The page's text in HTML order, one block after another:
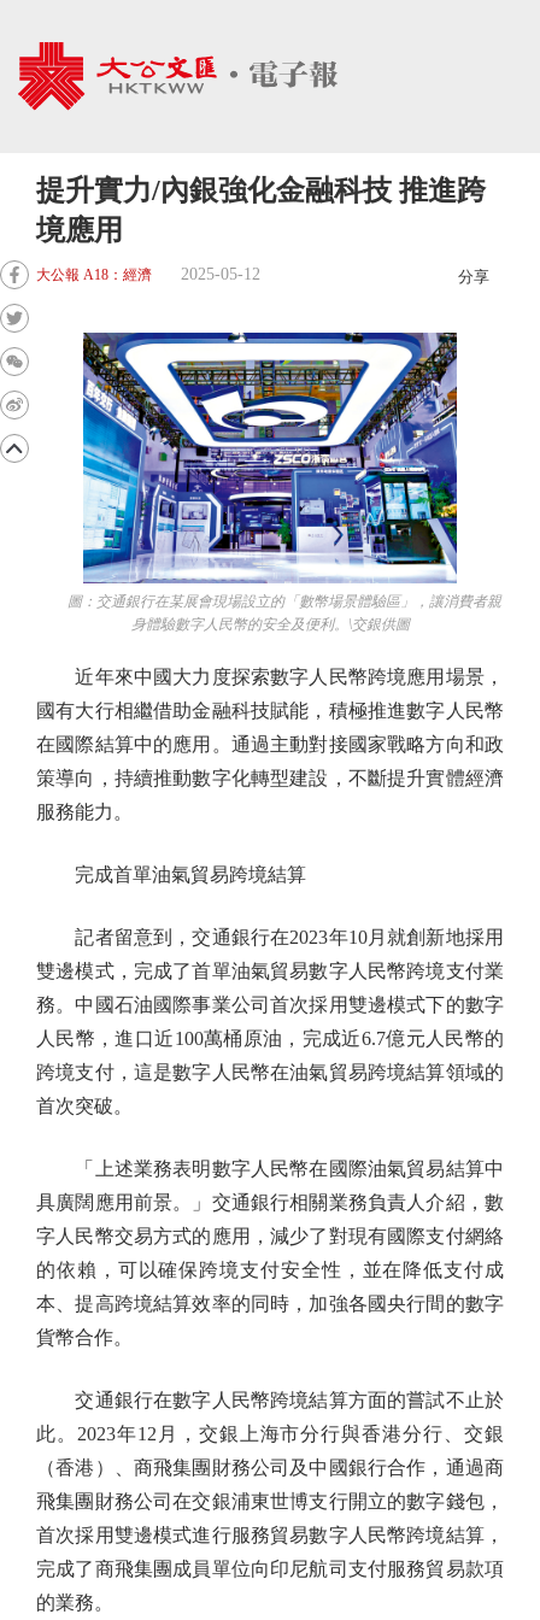
提升實力/內銀強化金融科技 推進跨
境應用
大公報 A18：經濟 2025-05-12 分享
圖：交通銀行在某展會現場設立的「數幣場景體驗區」，讓消費者親
身體驗數字人民幣的安全及便利。\交銀供圖
近年來中國大力度探索數字人民幣跨境應用場景，
國有大行相繼借助金融科技賦能，積極推進數字人民幣
在國際結算中的應用。通過主動對接國家戰略方向和政
策導向，持續推動數字化轉型建設，不斷提升實體經濟
服務能力。
完成首單油氣貿易跨境結算
記者留意到，交通銀行在2023年10月就創新地採用
雙邊模式，完成了首單油氣貿易數字人民幣跨境支付業
務。中國石油國際事業公司首次採用雙邊模式下的數字
人民幣，進口近100萬桶原油，完成近6.7億元人民幣的
跨境支付，這是數字人民幣在油氣貿易跨境結算領域的
首次突破。
「上述業務表明數字人民幣在國際油氣貿易結算中
具廣闊應用前景。」交通銀行相關業務負責人介紹，數
字人民幣交易方式的應用，減少了對現有國際支付網絡
的依賴，可以確保跨境支付安全性，並在降低支付成
本、提高跨境結算效率的同時，加強各國央行間的數字
貨幣合作。
交通銀行在數字人民幣跨境結算方面的嘗試不止於
此。2023年12月，交銀上海市分行與香港分行、交銀
（香港）、商飛集團財務公司及中國銀行合作，通過商
飛集團財務公司在交銀浦東世博支行開立的數字錢包，
首次採用雙邊模式進行服務貿易數字人民幣跨境結算，
完成了商飛集團成員單位向印尼航司支付服務貿易款項
的業務。